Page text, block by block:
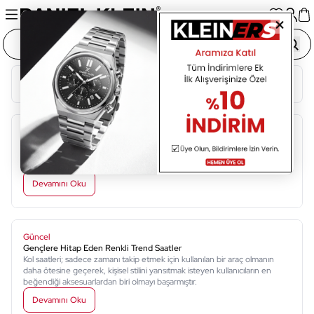
Blog Kategorileri
Güncel
Erkek Saatlerinde Spor ve Klasik Arasındaki Fark
Kol saati; erkeklerin karakterini ve stilini yansıtan en önemli aksesuarlardan
biri olarak karşınıza çıkar.
Devamını Oku
Güncel
Gençlere Hitap Eden Renkli Trend Saatler
Kol saatleri; sadece zamanı takip etmek için kullanılan bir araç olmanın
daha ötesine geçerek, kişisel stilini yansıtmak isteyen kullanıcıların en
beğendiği aksesuarlardan biri olmayı başarmıştır.
Devamını Oku